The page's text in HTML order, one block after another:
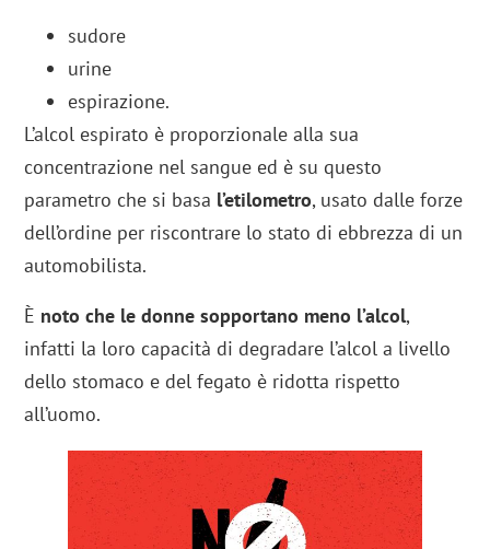
sudore
urine
espirazione.
L’alcol espirato è proporzionale alla sua
concentrazione nel sangue ed è su questo
parametro che si basa l’etilometro, usato dalle forze
dell’ordine per riscontrare lo stato di ebbrezza di un
automobilista.
È noto che le donne sopportano meno l’alcol,
infatti la loro capacità di degradare l’alcol a livello
dello stomaco e del fegato è ridotta rispetto
all’uomo.